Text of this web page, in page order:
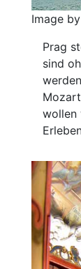
Image by
Prag
sind
wollen